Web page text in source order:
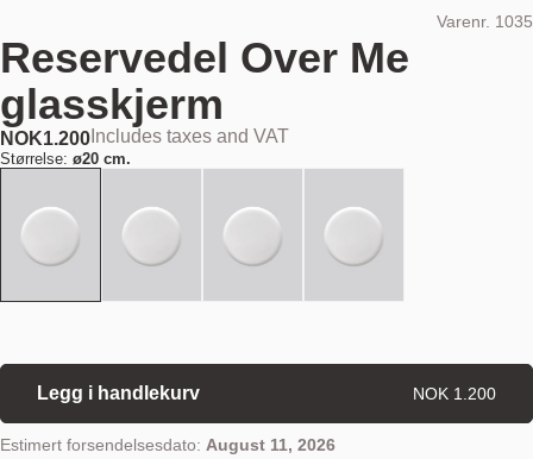
Varenr. 1035
Reservedel Over Me
glasskjerm
NOK1.200 Includes taxes and VAT
Størrelse: ø20 cm.
Legg i handlekurv NOK 1.200
Estimert forsendelsesdato: August 11, 2026